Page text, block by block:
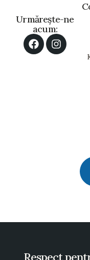
Urmărește-ne
acum:
Respect